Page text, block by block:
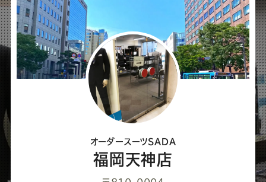
し
て
く
だ
い
オーダースーツSADA
福岡天神店